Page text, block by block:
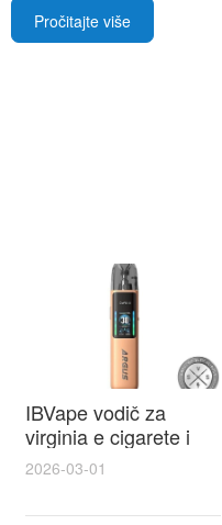
Pročitajte više
IBVape vodič za
virginia e cigarete i
praktične recenzije
kupnje
2026-03-01